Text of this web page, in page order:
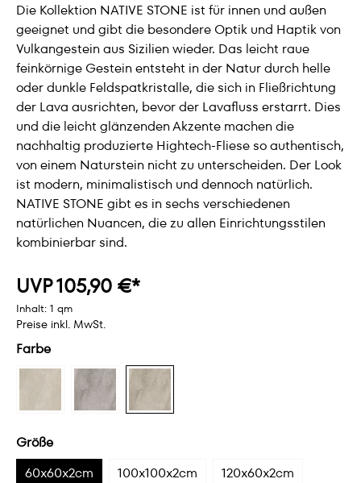
Die Kollektion NATIVE STONE ist für innen und außen
geeignet und gibt die besondere Optik und Haptik von
Vulkangestein aus Sizilien wieder. Das leicht raue
feinkörnige Gestein entsteht in der Natur durch helle
oder dunkle Feldspatkristalle, die sich in Fließrichtung
der Lava ausrichten, bevor der Lavafluss erstarrt. Dies
und die leicht glänzenden Akzente machen die
nachhaltig produzierte Hightech-Fliese so authentisch,
von einem Naturstein nicht zu unterscheiden. Der Look
ist modern, minimalistisch und dennoch natürlich.
NATIVE STONE gibt es in sechs verschiedenen
natürlichen Nuancen, die zu allen Einrichtungsstilen
kombinierbar sind.
UVP 105,90 €*
Inhalt: 1 qm
Preise inkl. MwSt.
Farbe
Größe
60x60x2cm
100x100x2cm 120x60x2cm